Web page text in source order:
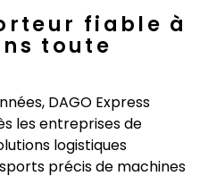
fiable à
toute
DAGO Express
les entreprises de
logistiques
précis de machines